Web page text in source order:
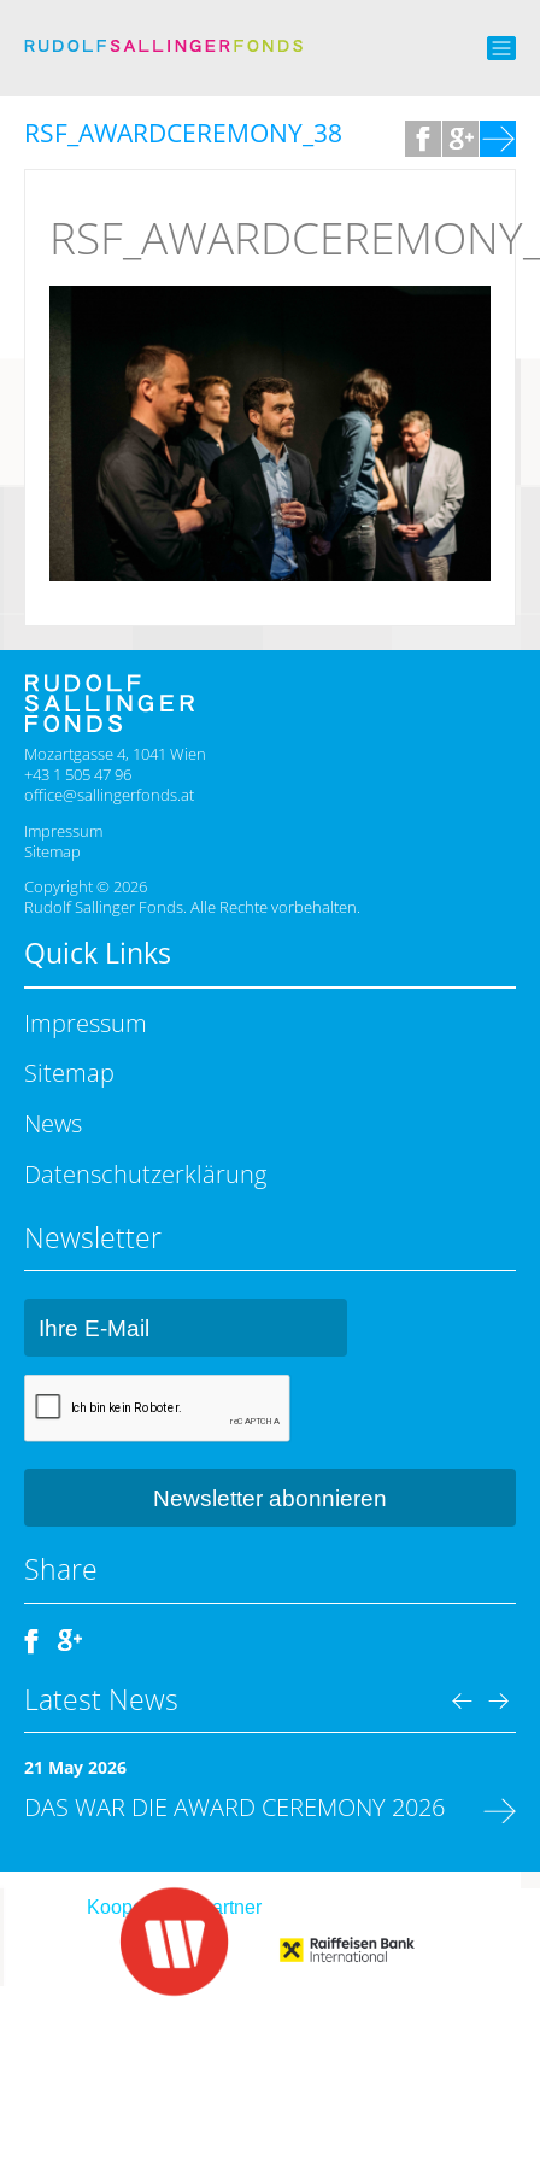
RSF_AWARDCEREMONY_38
Mozartgasse 4, 1041 Wien
+43 1 505 47 96
office@sallingerfonds.at
Impressum
Sitemap
Copyright © 2026
Rudolf Sallinger Fonds. Alle Rechte vorbehalten.
Quick Links
Impressum
Sitemap
News
Datenschutzerklärung
Newsletter
Share
Latest News
21 May 2026
DAS WAR DIE AWARD CEREMONY 2026
Kooperationspartner